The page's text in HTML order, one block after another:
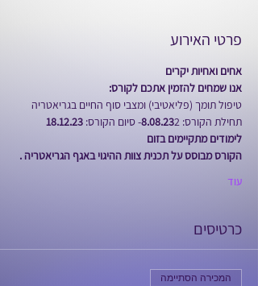
פרטי האירוע
אחים ואחיות יקרים
אנו שמחים להזמין אתכם לקורס:
טיפול תומך (פליאטיבי) ומצבי סוף החיים בגריאטריה
תחילת הקורס:
8.08.232- סיום הקורס:
18.12.23
לימודים מתקיימים בזום
הקורס מבוסס על תכנית צוות ההיגוי באגף הגריאטריה .
עוד
כרטיסים
המכירה הסתיימה